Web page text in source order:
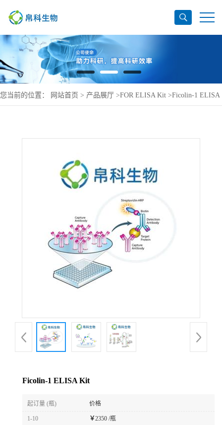
您当前的位置： 网站首页 > 产品展厅 >FOR ELISA Kit >Ficolin-1 ELISA
Ficolin-1 ELISA Kit
起订量 (瓶) 价格
1-10 ￥2350 /瓶